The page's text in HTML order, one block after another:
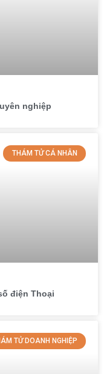
nghiệp
THÁM TỬ CÁ NHÂN
điện Thoại
TỬ DOANH NGHIỆP